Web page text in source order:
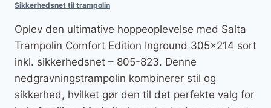
Sikkerhedsnet til trampolin
Oplev den ultimative hoppeoplevelse med Salta
Trampolin Comfort Edition Inground 305×214 sort
inkl. sikkerhedsnet – 805-823. Denne
nedgravningstrampolin kombinerer stil og
sikkerhed, hvilket gør den til det perfekte valg for